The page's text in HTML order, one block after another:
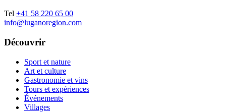
Tel +41 58 220 65 00
info@luganoregion.com
Découvrir
Sport et nature
Art et culture
Gastronomie et vins
Tours et expériences
Événements
Villages